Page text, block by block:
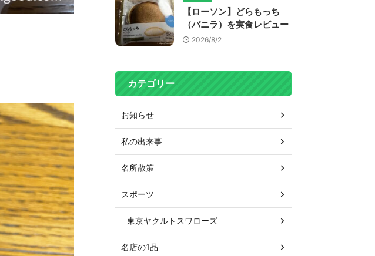
【ローソン】どらもっち
（バニラ）を実食レビュー
2026/8/2
カテゴリー
お知らせ
私の出来事
名所散策
スポーツ
東京ヤクルトスワローズ
名店の1品